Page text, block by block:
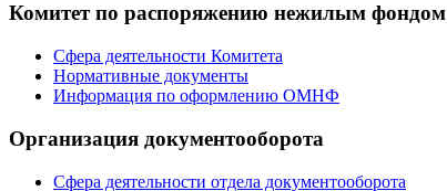
Комитет по распоряжению нежилым фондом
Сфера деятельности Комитета
Нормативные документы
Информация по оформлению ОМНФ
Организация документооборота
Сфера деятельности отдела документооборота